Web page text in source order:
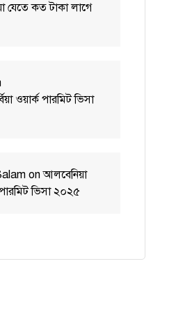
যেতে কত টাকা লাগে
ওয়ার্ক পারমিট ভিসা
onআলবেনিয়া
ভিসা ২০২৫